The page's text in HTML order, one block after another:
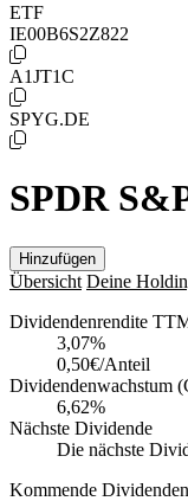
ETF
IE00B6S2Z822
A1JT1C
SPYG.DE
SPDR
Hinzufügen
Übersicht Deine
Dividendenrendite
3,07%
0,50€/Anteil
Dividendenwachstum
6,62%
Nächste Dividende
Die nächste
Kommende